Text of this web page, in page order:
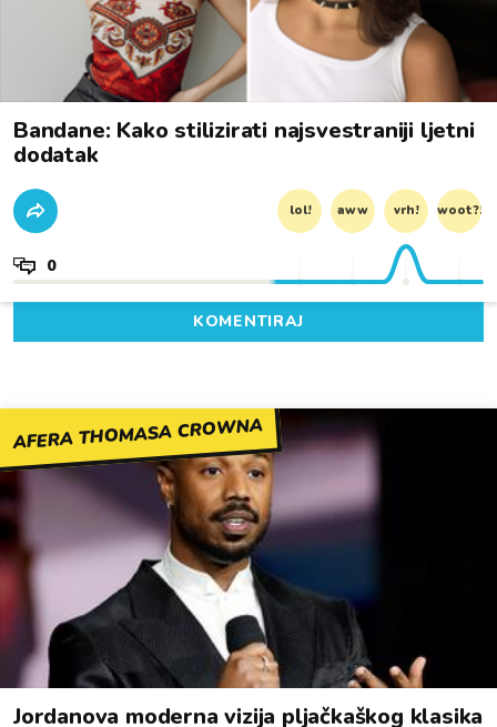
Bandane: Kako stilizirati najsvestraniji ljetni
dodatak
lol! aww vrh! woot?!
0
KOMENTIRAJ
AFERA THOMASA CROWNA
Jordanova moderna vizija pljačkaškog klasika